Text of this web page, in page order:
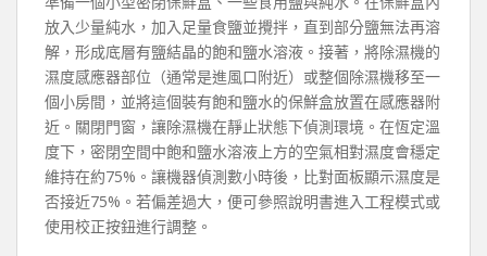
放入少量純水，加入足量食鹽並攪拌，直到部分鹽無法再溶
解，形成底層有鹽結晶的飽和鹽水溶液。接著，將除濕機的
濕度感應器部位（通常是進風口附近）或整個除濕機移至一
個小房間，並將這個裝有飽和鹽水的保鮮盒放置在感應器附
近。關閉門窗，讓除濕機在靜止狀態下偵測環境。在恆定溫
度下，密閉空間中飽和鹽水溶液上方的空氣相對濕度會穩定
維持在約75%。讓機器偵測數小時後，比對面板顯示濕度是
否接近75%。若偏差過大，便可參照說明書進入工程模式或
使用校正按鈕進行調整。